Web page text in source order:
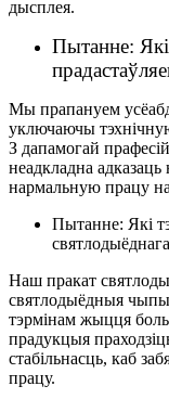
дысплея.
Пытанне:
Мы прапануем
уключаючы
З дапамогай
неадкладна адказаць
нармальную працу
Пытанне: Які
Наш пракат
святлодыёдныя чыпы
тэрмінам жыцця
прадукцыя
стабільнасць, каб
працу.